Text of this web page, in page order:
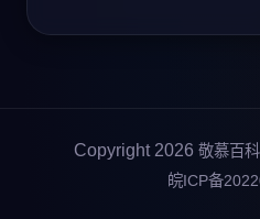
Copyright 2026 敬慕百科
皖ICP备